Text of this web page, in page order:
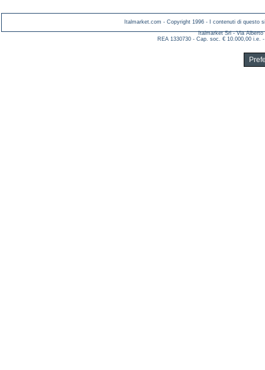
Italmarket.com - Copyright 1996 - I contenuti di questo
Italmarket Srl - Via Alberto
REA 1330730 - Cap. soc. € 10.000,00 i.e.